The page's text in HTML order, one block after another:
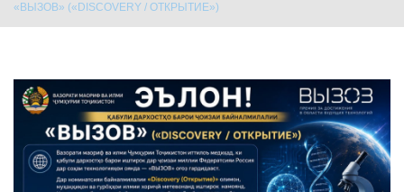
«ВЫЗОВ» («DISCOVERY / ОТКРЫТИЕ»)